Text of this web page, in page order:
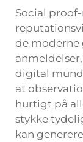
Social
de moderne
digital
at
hurtigt på
stykke
kan